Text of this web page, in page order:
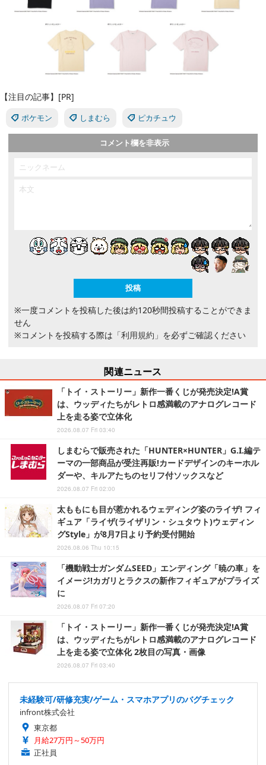
【注目の記事】[PR]
ポケモン しまむら ピカチュウ
コメント欄を非表示
※一度コメントを投稿した後は約120秒間投稿することができま
せん
※コメントを投稿する際は 「利用規約」 を必ずご確認ください
関連ニュース
「トイ・ストーリー」新作一番くじが発売決定!A賞
は、ウッディたちがレトロ感満載のアナログレコード
上を走る姿で立体化
2026.08.07 Fri 03:40
しまむらで販売された「HUNTER×HUNTER」G.I.編テ
ーマの一部商品が受注再販!カードデザインのキーホル
ダーや、キルアたちのセリフ付ソックスなど
2026.08.07 Fri 02:00
太ももにも目が惹かれるウェディング姿のライザ! フィ
ギュア「ライザ(ライザリン・シュタウト)ウェディン
グStyle」が8月7日より予約受付開始
2026.08.06 Thu 10:15
「機動戦士ガンダムSEED」エンディング「暁の車」を
イメージ!カガリとラクスの新作フィギュアがプライズ
に
2026.08.07 Fri 07:20
「トイ・ストーリー」新作一番くじが発売決定!A賞
は、ウッディたちがレトロ感満載のアナログレコード
上を走る姿で立体化 2枚目の写真・画像
2026.08.07 Fri 03:40
未経験可/研修充実/ゲーム・スマホアプリのバグチェック
infront株式会社
東京都
月給27万円～50万円
正社員